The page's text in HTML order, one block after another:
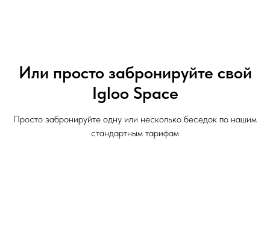
Или просто забронируйте свой
Igloo Space
Просто забронируйте одну или несколько беседок по нашим
стандартным тарифам